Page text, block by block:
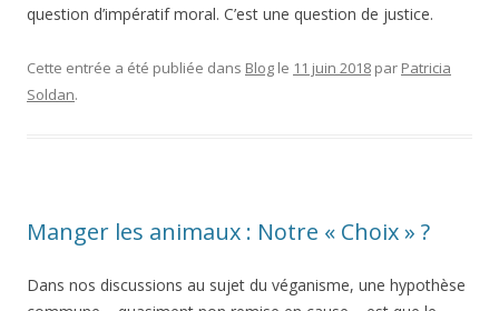
question d’impératif moral. C’est une question de justice.
Cette entrée a été publiée dans Blog le 11 juin 2018 par Patricia
Soldan.
Manger les animaux : Notre « Choix » ?
Dans nos discussions au sujet du véganisme, une hypothèse